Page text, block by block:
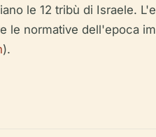
le 12 tribù di Israele.
le normative dell'epoca
).